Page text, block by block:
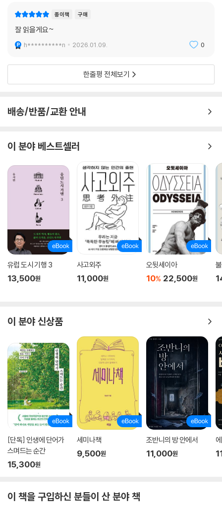
종이책 구매
잘 읽을게요~
h**********n 2026.01.09. 0
한줄평 전체보기
배송/반품/교환 안내
이 분야 베스트셀러
유럽 도시 기행 3
13,500원
사고외주
11,000원
오뒷세이아
10% 22,500원
이 분야 신상품
[단독] 인생에 단어가
스며드는 순간
15,300원
세미나책
9,500원
조반니의 방 안에서
11,000원
이 책을 구입하신 분들이 산 분야 책